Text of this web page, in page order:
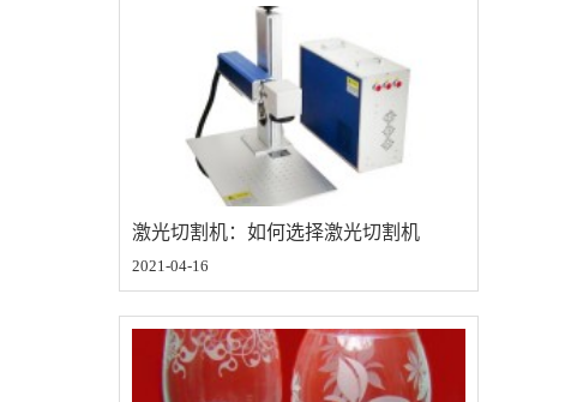
激光切割机：如何选择激光切割机
2021-04-16